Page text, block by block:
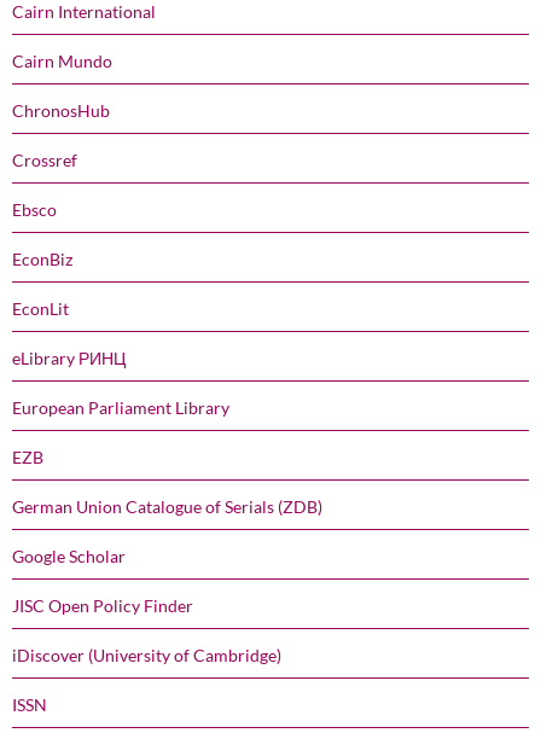
Cairn International
Cairn Mundo
ChronosHub
Crossref
Ebsco
EconBiz
EconLit
eLibrary РИНЦ
European Parliament Library
EZB
German Union Catalogue of Serials (ZDB)
Google Scholar
JISC Open Policy Finder
iDiscover (University of Cambridge)
ISSN